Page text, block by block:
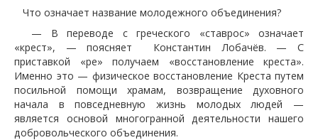
Что означает название молодежного объединения?
— В переводе с греческого «ставрос» означает
«крест», — поясняет Константин Лобачёв. — С
приставкой «ре» получаем «восстановление креста».
Именно это — физическое восстановление Креста путем
посильной помощи храмам, возвращение духовного
начала в повседневную жизнь молодых людей —
является основой многогранной деятельности нашего
добровольческого объединения.